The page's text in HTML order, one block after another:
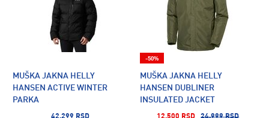
MUŠKA JAKNA HELLY
HANSEN ACTIVE WINTER
PARKA
MUŠKA JAKNA HELLY
HANSEN DUBLINER
INSULATED JACKET
-50%